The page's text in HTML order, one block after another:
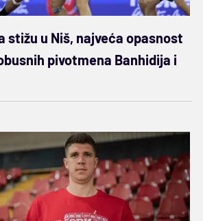
stižu u Niš, najveća opasnost
pivotmena Banhidija i